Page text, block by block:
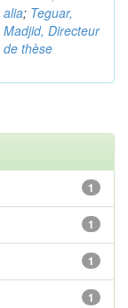
alia; Teguar,
Madjid, Directeur
de thèse
1
1
1
1